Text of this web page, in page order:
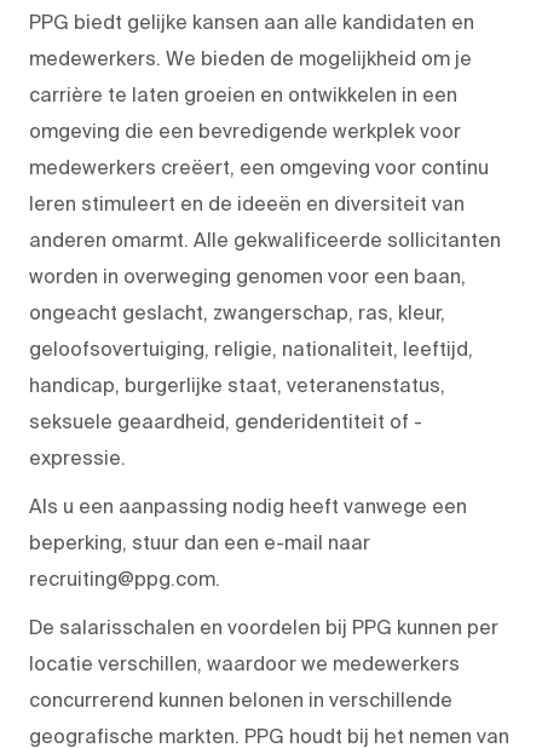
PPG biedt gelijke kansen aan alle kandidaten en
medewerkers. We bieden de mogelijkheid om je
carrière te laten groeien en ontwikkelen in een
omgeving die een bevredigende werkplek voor
medewerkers creëert, een omgeving voor continu
leren stimuleert en de ideeën en diversiteit van
anderen omarmt. Alle gekwalificeerde sollicitanten
worden in overweging genomen voor een baan,
ongeacht geslacht, zwangerschap, ras, kleur,
geloofsovertuiging, religie, nationaliteit, leeftijd,
handicap, burgerlijke staat, veteranenstatus,
seksuele geaardheid, genderidentiteit of -
expressie.
Als u een aanpassing nodig heeft vanwege een
beperking, stuur dan een e-mail naar
recruiting@ppg.com.
De salarisschalen en voordelen bij PPG kunnen per
locatie verschillen, waardoor we medewerkers
concurrerend kunnen belonen in verschillende
geografische markten. PPG houdt bij het nemen van